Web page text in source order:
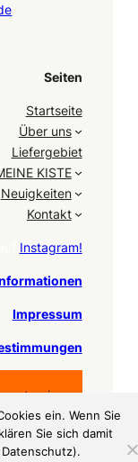
Seiten
Startseite
Über uns
Liefergebiet
KISTE
Neuigkeiten
Kontakt
Instagram!
Impressum
stornieren
ein. Wenn Sie
Sie sich damit